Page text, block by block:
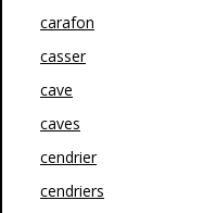
carafon
casser
cave
caves
cendrier
cendriers